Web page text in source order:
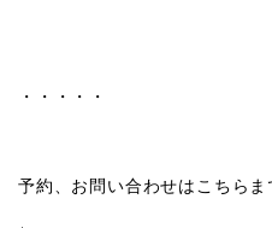
・・・・・
予約、お問い合わせはこちらま